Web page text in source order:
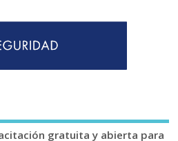
gratuita y abierta para